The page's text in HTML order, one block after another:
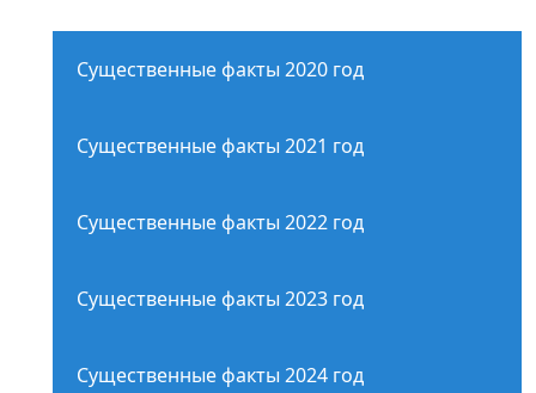
Существенные факты 2020 год
Существенные факты 2021 год
Существенные факты 2022 год
Существенные факты 2023 год
Существенные факты 2024 год